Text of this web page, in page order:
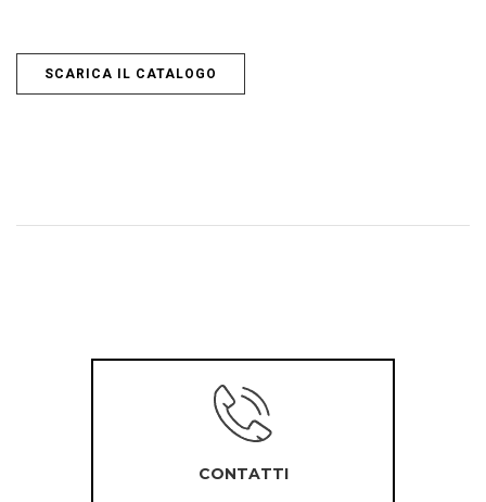
SCARICA IL CATALOGO
CONTATTI